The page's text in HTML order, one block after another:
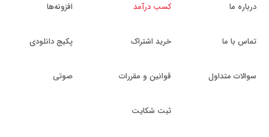
درباره ما
تماس با ما
سوالات متداول
کسب درآمد
خرید اشتراک
قوانین و مقررات
ثبت شکایت
افزونه‌ها
پکیج دانلودی
صوتی